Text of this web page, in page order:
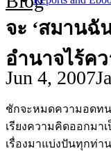
จะ ‘สมานฉั
อำนาจไร้ค
Jun 4, 2007
ชักจะหมดความอดท
เรียงความคิดออกม
เรื่องมาแบ่งปันทุกท่า